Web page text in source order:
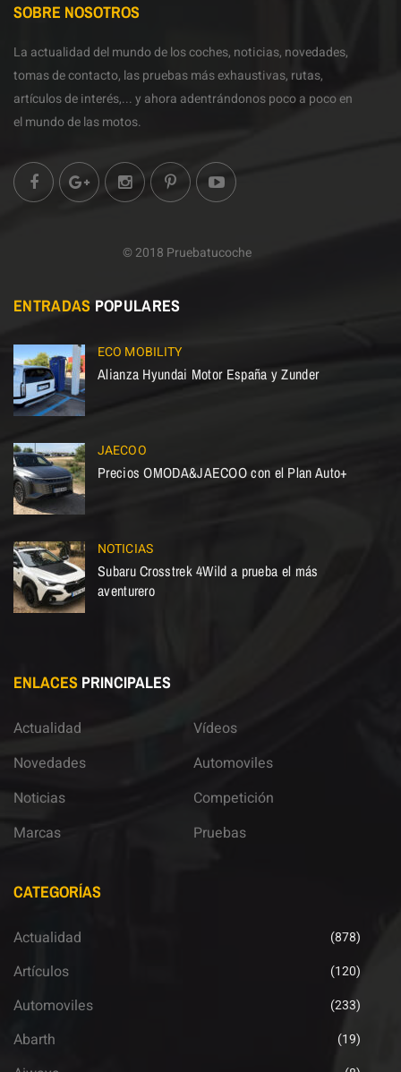
SOBRE NOSOTROS
La actualidad del mundo de los coches, noticias, novedades,
tomas de contacto, las pruebas más exhaustivas, rutas,
artículos de interés,... y ahora adentrándonos poco a poco en
el mundo de las motos.
© 2018 Pruebatucoche
ENTRADAS POPULARES
ECO MOBILITY
Alianza Hyundai Motor España y Zunder
JAECOO
Precios OMODA&JAECOO con el Plan Auto+
NOTICIAS
Subaru Crosstrek 4Wild a prueba el más
aventurero
ENLACES PRINCIPALES
Actualidad
Novedades
Noticias
Marcas
Vídeos
Automoviles
Competición
Pruebas
CATEGORÍAS
Actualidad (878)
Artículos (120)
Automoviles (233)
Abarth (19)